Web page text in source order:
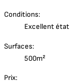
Conditions:
Excellent état
Surfaces:
500m²
Prix: